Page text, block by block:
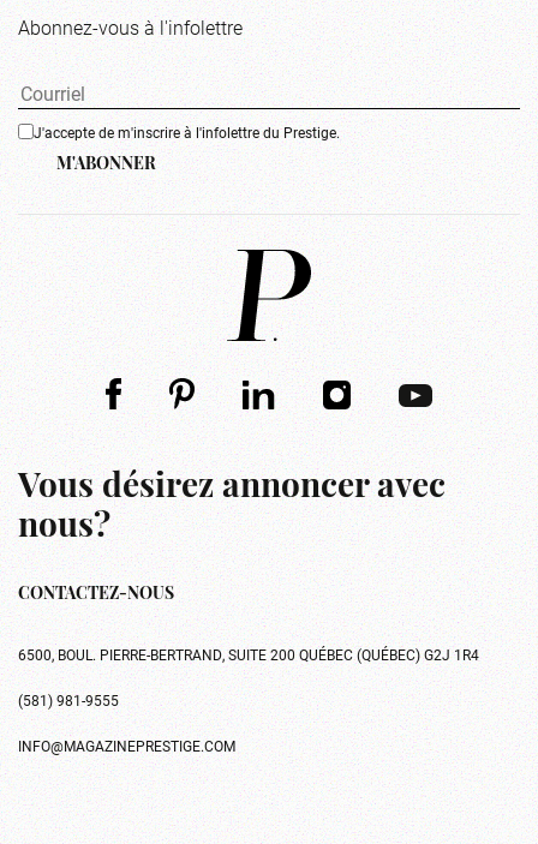
Abonnez-vous à l'infolettre
J'accepte de m'inscrire à l'infolettre du Prestige.
M'ABONNER
Vous désirez annoncer avec
nous?
CONTACTEZ-NOUS
6500, BOUL. PIERRE-BERTRAND, SUITE 200 QUÉBEC (QUÉBEC) G2J 1R4
(581) 981-9555
INFO@MAGAZINEPRESTIGE.COM